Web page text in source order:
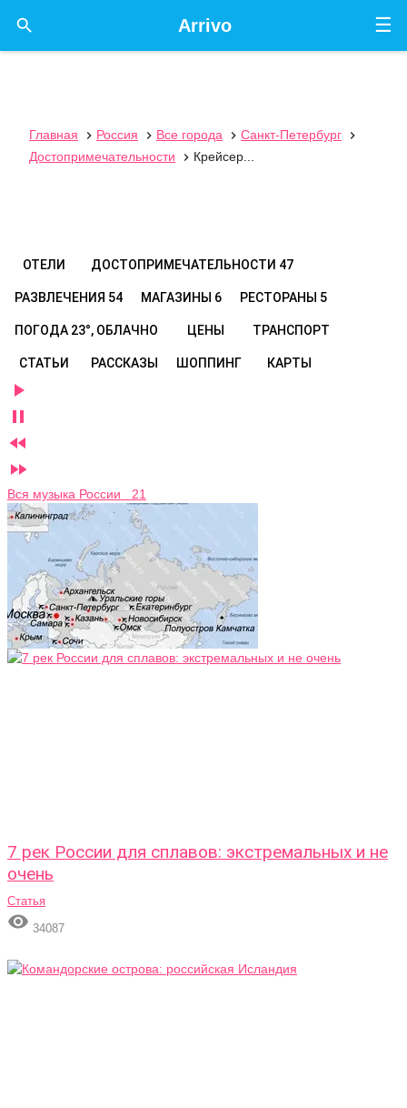
☰
Arrivo

Главная  Россия  Все города  Санкт-Петербург

Достопримечательности
 Крейсер...
ОТЕЛИ ДОСТОПРИМЕЧАТЕЛЬНОСТИ 47
РАЗВЛЕЧЕНИЯ 54 МАГАЗИНЫ 6 РЕСТОРАНЫ 5
ПОГОДА 23°, ОБЛАЧНО ЦЕНЫ ТРАНСПОРТ
СТАТЬИ РАССКАЗЫ ШОППИНГ КАРТЫ




Вся музыка России 21
7 рек России для сплавов: экстремальных и не
очень
Статья
 34087